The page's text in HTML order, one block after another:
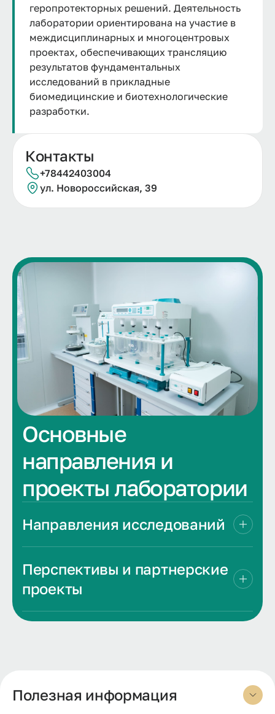
геропротекторных решений. Деятельность
лаборатории ориентирована на участие в
междисциплинарных и многоцентровых
проектах, обеспечивающих трансляцию
результатов фундаментальных
исследований в прикладные
биомедицинские и биотехнологические
разработки.
Контакты
+78442403004
ул. Новороссийская, 39
Основные
направления и
проекты лаборатории
Направления исследований
Перспективы и партнерские
проекты
Полезная информация